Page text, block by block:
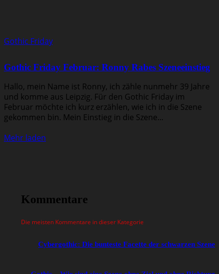
Gothic Friday
Gothic Friday Februar: Ronny Rabes Szeneeinstieg
Hallo, mein Name ist Ronny, ich zähle nunmehr 39 Jahre
und komme aus Leipzig. Für den Gothic Friday im
Februar möchte ich kurz erzählen, wie ich in die Szene
gekommen bin. Mein Einstieg in die Szene...
Mehr laden
Kommentare
Die meisten Kommentare in dieser Kategorie
Cybergothic: Die bunteste Facette der schwarzen Szene